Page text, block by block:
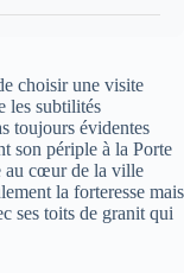
choisir une visite
les subtilités
toujours évidentes
son périple à la Porte
au cœur de la ville
la forteresse mais
ses toits de granit qui